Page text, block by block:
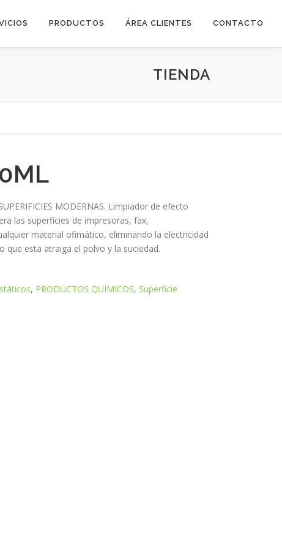
PRODUCTOS ÁREA CLIENTES CONTACTO
TIENDA
MODERNAS. Limpiador de efecto
las superficies de impresoras, fax,
material ofimático, eliminando la electricidad
que esta atraiga el polvo y la suciedad.
, PRODUCTOS QUÍMICOS,Superficie